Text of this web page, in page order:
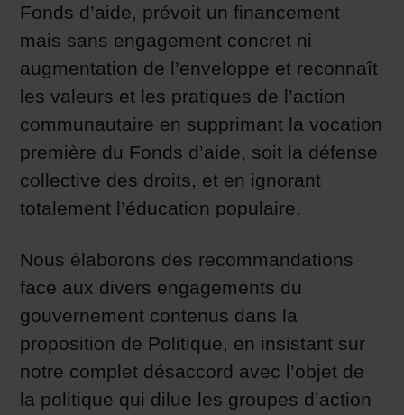
Fonds d’aide, prévoit un financement
mais sans engagement concret ni
augmentation de l’enveloppe et reconnaît
les valeurs et les pratiques de l’action
communautaire en supprimant la vocation
première du Fonds d’aide, soit la défense
collective des droits, et en ignorant
totalement l’éducation populaire.
Nous élaborons des recommandations
face aux divers engagements du
gouvernement contenus dans la
proposition de Politique, en insistant sur
notre complet désaccord avec l’objet de
la politique qui dilue les groupes d’action